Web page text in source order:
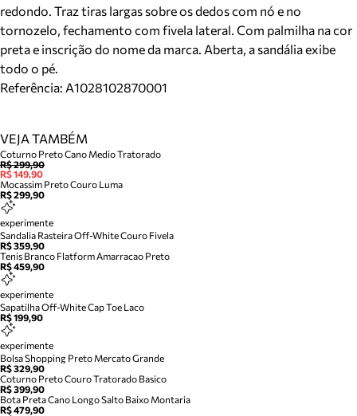
redondo. Traz tiras largas sobre os dedos com nó e no
tornozelo, fechamento com fivela lateral. Com palmilha na cor
preta e inscrição do nome da marca. Aberta, a sandália exibe
todo o pé.
Referência: A1028102870001
VEJA TAMBÉM
Coturno Preto Cano Medio Tratorado
R$ 299,90
R$ 149,90
Mocassim Preto Couro Luma
R$ 299,90
experimente
Sandalia Rasteira Off-White Couro Fivela
R$ 359,90
Tenis Branco Flatform Amarracao Preto
R$ 459,90
experimente
Sapatilha Off-White Cap Toe Laco
R$ 199,90
experimente
Bolsa Shopping Preto Mercato Grande
R$ 329,90
Coturno Preto Couro Tratorado Basico
R$ 399,90
Bota Preta Cano Longo Salto Baixo Montaria
R$ 479,90